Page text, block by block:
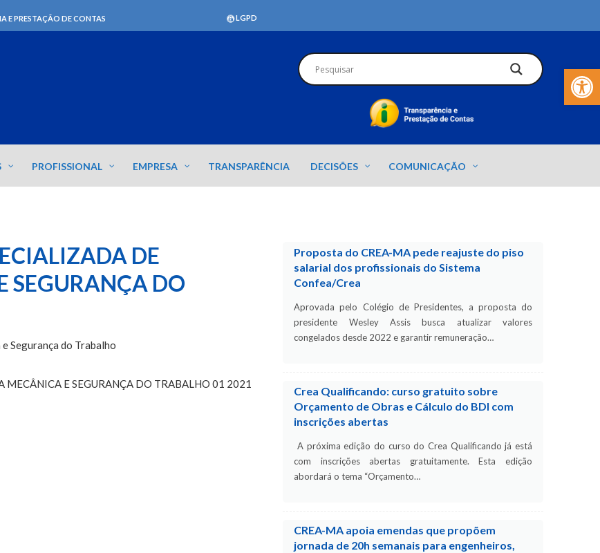
Barra de
E PRESTAÇÃO DE CONTAS LGPD
PROFISSIONAL EMPRESA TRANSPARÊNCIA DECISÕES COMUNICAÇÃO
DE
SEGURANÇA DO
Segurança do Trabalho
E SEGURANÇA DO TRABALHO 01 2021
Proposta do CREA-MA pede reajuste do piso
salarial dos profissionais do Sistema
Confea/Crea
Aprovada pelo Colégio de Presidentes, a proposta do
presidente Wesley Assis busca atualizar valores
congelados desde 2022 e garantir remuneração…
Crea Qualificando: curso gratuito sobre
Orçamento de Obras e Cálculo do BDI com
inscrições abertas
A próxima edição do curso do Crea Qualificando já está
com inscrições abertas gratuitamente. Esta edição
abordará o tema “Orçamento…
CREA-MA apoia emendas que propõem
jornada de 20h semanais para engenheiros,